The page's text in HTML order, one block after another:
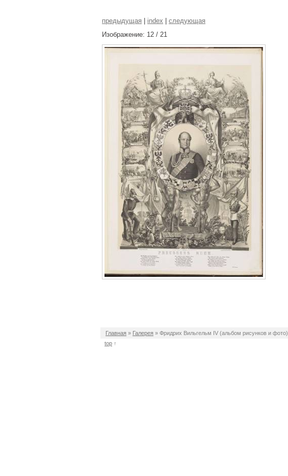
предыдущая index
следующая
Изображение: 12 / 21
Главная » Галерея » Фридрих Вильгельм IV (альбом рисунков и фото)
top ↑